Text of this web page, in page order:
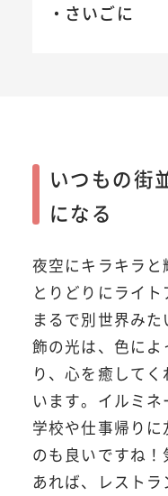
さいごに
いつもの街
になる
夜空にキラキラ
とりどりにライ
まるで別世界み
飾の光は、色に
り、心を癒して
います。イルミネ
学校や仕事帰り
のも良いですね
あれば、レスト